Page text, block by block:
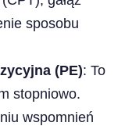
sposobu
(PE): To
stopniowo.
wspomnień